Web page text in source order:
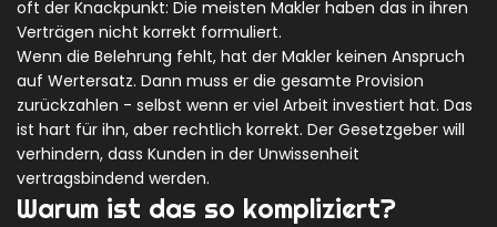
oft der Knackpunkt: Die meisten Makler haben das in ihren
Verträgen nicht korrekt formuliert.
Wenn die Belehrung fehlt, hat der Makler keinen Anspruch
auf Wertersatz. Dann muss er die gesamte Provision
zurückzahlen - selbst wenn er viel Arbeit investiert hat. Das
ist hart für ihn, aber rechtlich korrekt. Der Gesetzgeber will
verhindern, dass Kunden in der Unwissenheit
vertragsbindend werden.
Warum ist das so kompliziert?